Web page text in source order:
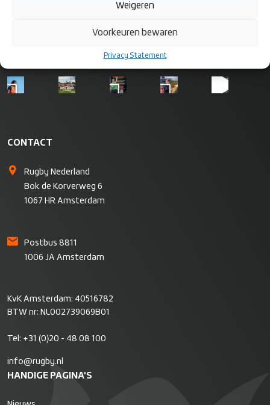
Weigeren
Voorkeuren bewaren
Privacy Statement
CONTACT
Rugby Nederland
Bok de Korverweg 6
1067 HR Amsterdam
Postbus 8811
1006 JA Amsterdam
KvK Amsterdam: 40516782
BTW nr: NL002739069B01
Tel: +31 (0)20 - 48 08 100
info@rugby.nl
HANDIGE PAGINA'S